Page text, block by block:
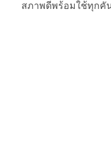
สภาพดีพร้อมใช้ทุกคั